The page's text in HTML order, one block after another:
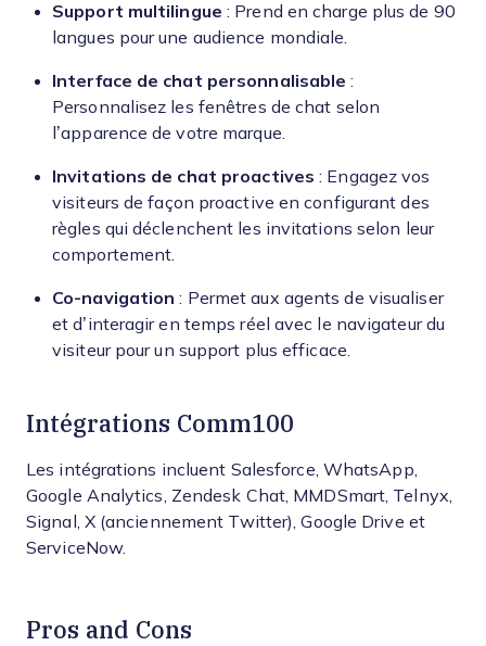
Support multilingue : Prend en charge plus de 90
langues pour une audience mondiale.
Interface de chat personnalisable :
Personnalisez les fenêtres de chat selon
l’apparence de votre marque.
Invitations de chat proactives : Engagez vos
visiteurs de façon proactive en configurant des
règles qui déclenchent les invitations selon leur
comportement.
Co-navigation : Permet aux agents de visualiser
et d’interagir en temps réel avec le navigateur du
visiteur pour un support plus efficace.
Intégrations Comm100
Les intégrations incluent Salesforce, WhatsApp,
Google Analytics, Zendesk Chat, MMDSmart, Telnyx,
Signal, X (anciennement Twitter), Google Drive et
ServiceNow.
Pros and Cons